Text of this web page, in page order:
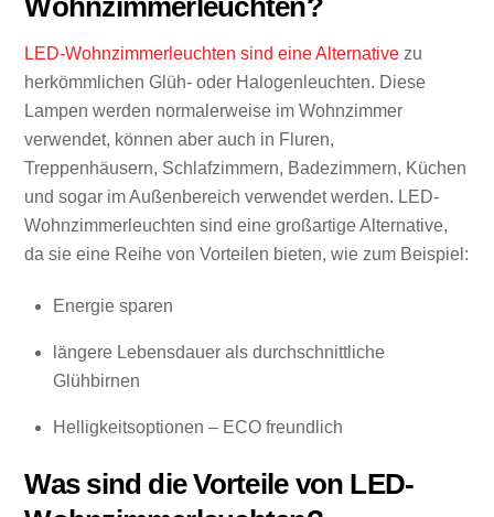
Wohnzimmerleuchten?
LED-Wohnzimmerleuchten sind eine Alternative zu
herkömmlichen Glüh- oder Halogenleuchten. Diese
Lampen werden normalerweise im Wohnzimmer
verwendet, können aber auch in Fluren,
Treppenhäusern, Schlafzimmern, Badezimmern, Küchen
und sogar im Außenbereich verwendet werden. LED-
Wohnzimmerleuchten sind eine großartige Alternative,
da sie eine Reihe von Vorteilen bieten, wie zum Beispiel:
Energie sparen
längere Lebensdauer als durchschnittliche
Glühbirnen
Helligkeitsoptionen – ECO freundlich
Was sind die Vorteile von LED-